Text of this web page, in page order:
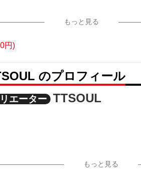
もっと見る
円)
のプロフィール
エーター TTSOUL
もっと見る